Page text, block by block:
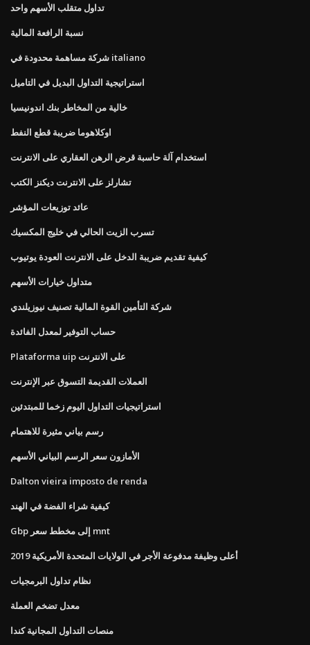
تداول متقلب الأسهم واحد
نسبة الرافعة المالية
شركة مساهمة محدودة في italiano
استراتيجية التداول البديل في التاميل
خالية من المخاطر بنك اندونيسيا
اوكلاهوما ضريبة قطع النفط
استخدام آلة حاسبة قرض الرهن العقاري على الانترنت
تشارلز على الانترنت ديكنز الكتب
عائد توزيعات المؤشر
تسرب الزيت الحالي في خليج المكسيك
كيفية تقديم ضريبة الدخل على الانترنت العودة يوتيوب
متداول خيارات الأسهم
شركة التأمين القوة المالية تصنيف نيوزيلندي
حساب التوفير لمعدل الفائدة
Plataforma uip على الانترنت
العملات القديمة التسوق عبر الإنترنت
استراتيجيات التداول اليوم زخما للمبتدئين
رسم بياني مثيرة للاهتمام
الأمازون سعر الرسم البياني الأسهم
Dalton vieira imposto de renda
كيفية شراء الفضة في الهند
Gbp إلى مخطط سعر mnt
أعلى وظيفة مدفوعة الأجر في الولايات المتحدة الأمريكية 2019
نظام تداول البرمجيات
معدل تضخم العملة
منصات التداول المجانية كندا